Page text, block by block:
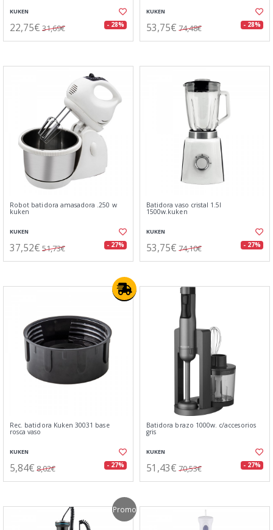
KUKEN
22,75€ 31,69€ - 28%
KUKEN
53,75€ 74,48€ - 28%
Robot batidora amasadora .250 w
kuken
KUKEN
37,52€ 51,73€ - 27%
Batidora vaso cristal 1.5l
1500w.kuken
KUKEN
53,75€ 74,10€ - 27%
Rec. batidora Kuken 30031 base
rosca vaso
KUKEN
5,84€ 8,02€ - 27%
Batidora brazo 1000w. c/accesorios
gris
KUKEN
51,43€ 70,53€ - 27%
Promo